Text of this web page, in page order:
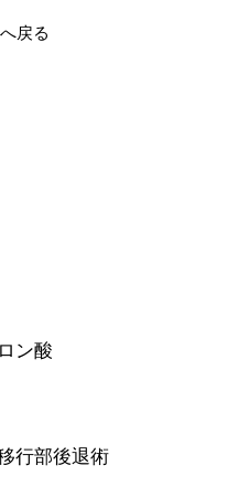
戻る
ン酸
行部後退術